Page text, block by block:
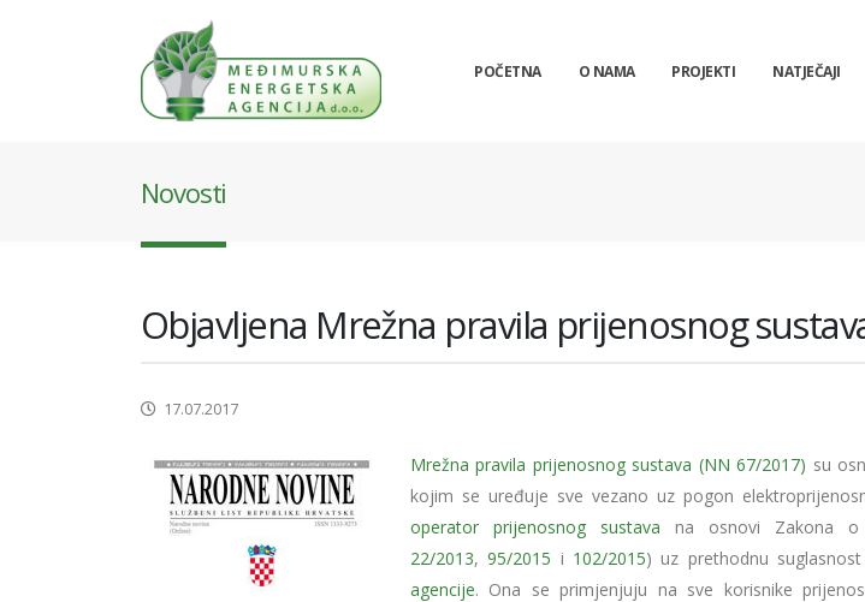
POČETNA O NAMA PROJEKTI NATJEČAJI
Novosti
Objavljena Mrežna pravila prijenosnog
17.07.2017
Mrežna pravila prijenosnog sustava (NN 67/2017) su
kojim se uređuje sve vezano uz pogon
operator prijenosnog sustava na osnovi Zakona o
22/2013,95/2015 i 102/2015) uz prethodnu suglasnost
agencije. Ona se primjenjuju na sve korisnike